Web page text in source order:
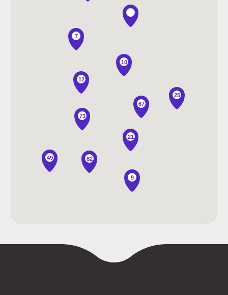
67
82
21
9
73
25
10
7
12
49